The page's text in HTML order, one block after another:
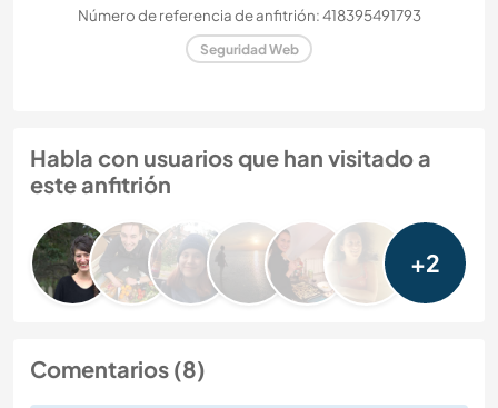
Número de referencia de anfitrión: 418395491793
Seguridad Web
Habla con usuarios que han visitado a
este anfitrión
+2
Comentarios (8)